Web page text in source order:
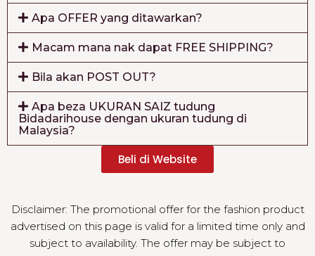
Apa OFFER yang ditawarkan?
Macam mana nak dapat FREE SHIPPING?
Bila akan POST OUT?
Apa beza UKURAN SAIZ tudung
Bidadarihouse dengan ukuran tudung di
Malaysia?
Beli di Website
Disclaimer: The promotional offer for the fashion product
advertised on this page is valid for a limited time only and
subject to availability. The offer may be subject to